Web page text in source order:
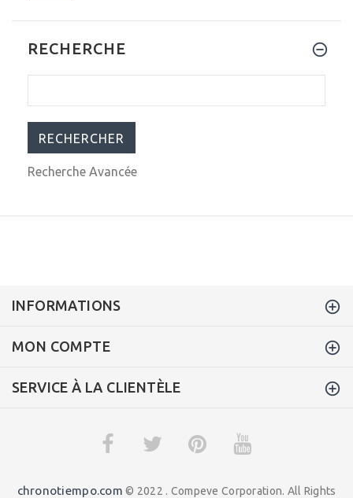
$359.00
RECHERCHE
Recherche Avancée
INFORMATIONS
MON COMPTE
SERVICE À LA CLIENTÈLE
chronotiempo.com © 2022 . Compeve Corporation. All Rights